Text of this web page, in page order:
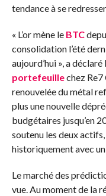
tendance à se
« L’or mène le BTC
consolidation l’été
aujourd’hui », a
portefeuillechez Re7
renouvelée du métal
plus une nouvelle
budgétaires jusqu’en
soutenu les deux
historiquement avec
Le marché des
vue. Au moment de la